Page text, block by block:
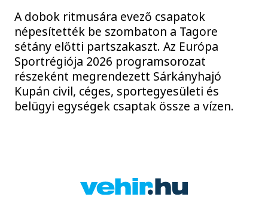
A dobok ritmusára evező csapatok
népesítették be szombaton a Tagore
sétány előtti partszakaszt. Az Európa
Sportrégiója 2026 programsorozat
részeként megrendezett Sárkányhajó
Kupán civil, céges, sportegyesületi és
belügyi egységek csaptak össze a vízen.